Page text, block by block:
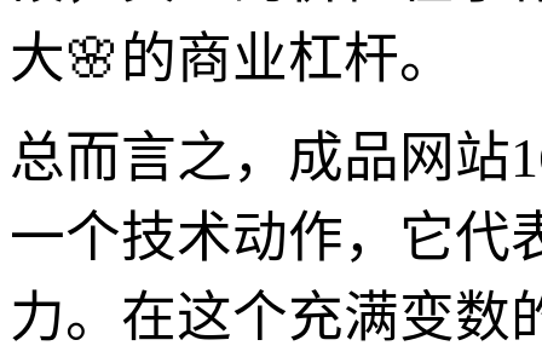
大🌸的商业杠杆。
总而言之，成品网站
一个技术动作，它代
力。在这个充满变数